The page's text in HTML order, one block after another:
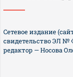
Сетевое издание
свидетельство ЭЛ №
редактор — Носова